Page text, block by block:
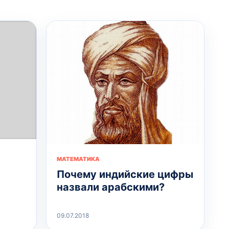
МАТЕМАТИКА
Почему индийские цифры
назвали арабскими?
09.07.2018